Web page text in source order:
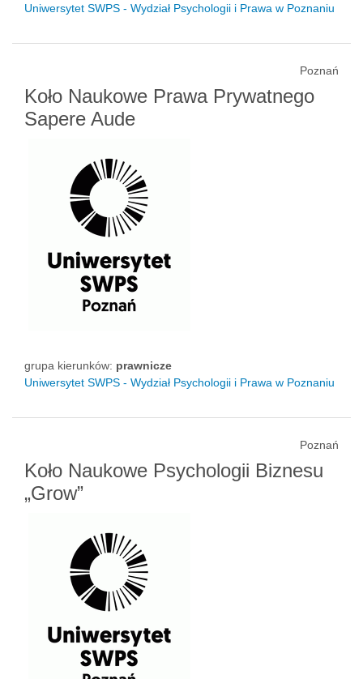
Uniwersytet SWPS - Wydział Psychologii i Prawa w Poznaniu
Poznań
Koło Naukowe Prawa Prywatnego
Sapere Aude
grupa kierunków: prawnicze
Uniwersytet SWPS - Wydział Psychologii i Prawa w Poznaniu
Poznań
Koło Naukowe Psychologii Biznesu
„Grow”